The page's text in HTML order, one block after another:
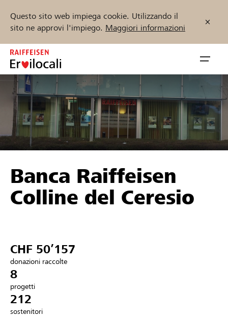
Questo sito web impiega cookie. Utilizzando il
sito ne approvi l'impiego. Maggiori informazioni
Zum
Inhalt
springen
öffnen
Sostenere
Aiuto & supporto
Collegarsi
Trova progetti e organizzazioni
Inizia ora
Banca Raiffeisen
Colline del Ceresio
CHF 50’157
donazioni raccolte
8
progetti
212
sostenitori